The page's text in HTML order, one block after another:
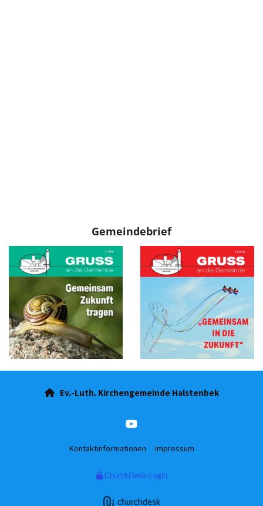
Gemeindebrief
Ev.-Luth. Kirchengemeinde Halstenbek
Kontaktinformationen Impressum
ChurchDesk-Login